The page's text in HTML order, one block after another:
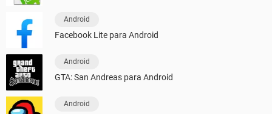
Android
Facebook Lite para Android
Android
GTA: San Andreas para Android
Android